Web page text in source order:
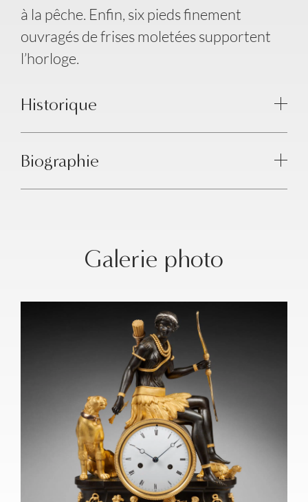
à la pêche. Enfin, six pieds finement
ouvragés de frises moletées supportent
l’horloge.
Historique
Biographie
Galerie photo